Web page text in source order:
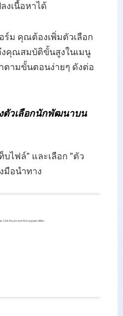
งเนื้อหาได้
ม คุณต้องเพิ่มตัวเลือก
คุณสมบัติขั้นสูงในเมนู
ตามขั้นตอนง่ายๆ ดังต่อ
ตัวเลือกนักพัฒนาบน
ไฟล์" และเลือก "ตัว
มือนำทาง